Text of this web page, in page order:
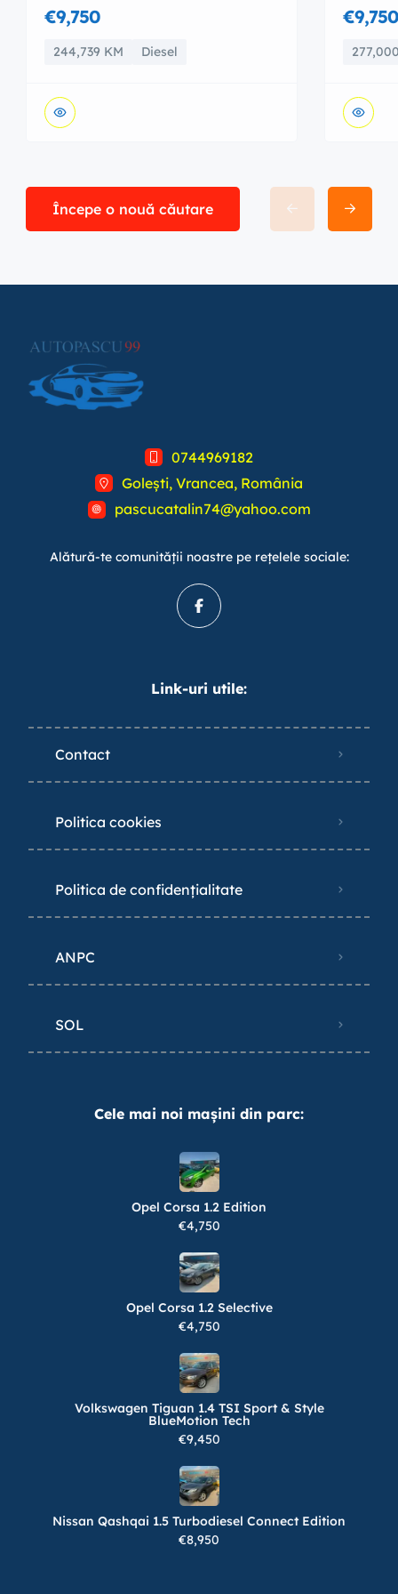
€9,750
244,739 KM Diesel
€9,750
Începe o nouă căutare
0744969182
Golești, Vrancea, România
pascucatalin74@yahoo.com
Alătură-te comunității noastre pe rețelele sociale:
Link-uri utile:
Contact
Politica cookies
Politica de confidențialitate
ANPC
SOL
Cele mai noi mașini din parc:
Opel Corsa 1.2 Edition
€4,750
Opel Corsa 1.2 Selective
€4,750
Volkswagen Tiguan 1.4 TSI Sport & Style
BlueMotion Tech
€9,450
Nissan Qashqai 1.5 Turbodiesel Connect Edition
€8,950